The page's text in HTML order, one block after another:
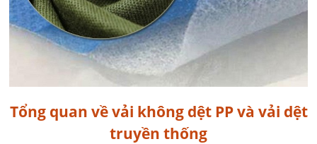
Tổng quan về vải không dệt PP và vải dệt
truyền thống